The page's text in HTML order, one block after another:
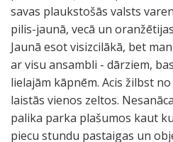
savas plaukstošās valsts
pilis-jaunā, vecā un
Jaunā esot visizcilākā, bet
ar visu ansambli - dārziem,
lielajām kāpnēm. Acis žilbst
laistās vienos zeltos.
palika parka plašumos kaut
piecu stundu pastaigas un